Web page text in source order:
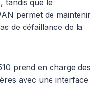
tandis que le
permet de maintenir
de défaillance de la
prend en charge des
avec une interface